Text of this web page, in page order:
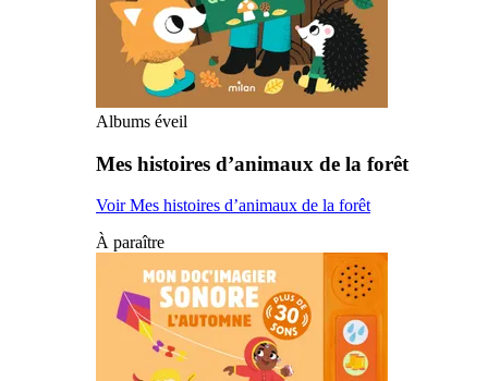
Albums éveil
Mes histoires d’animaux de la forêt
Voir Mes histoires d’animaux de la forêt
À paraître